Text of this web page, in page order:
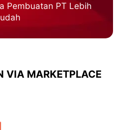
Pembuatan PT Lebih
VIA MARKETPLACE